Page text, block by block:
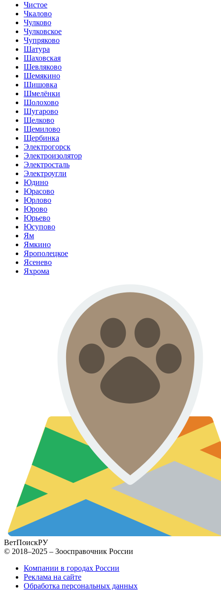
Чистое
Чкалово
Чулково
Чулковское
Чупряково
Шатура
Шаховская
Шевляково
Шемякино
Шишовка
Шмелёнки
Шолохово
Шугарово
Щелково
Щемилово
Щербинка
Электрогорск
Электроизолятор
Электросталь
Электроугли
Юдино
Юрасово
Юрлово
Юрово
Юрьево
Юсупово
Ям
Ямкино
Ярополецкое
Ясенево
Яхрома
ВетПоискРУ
© 2018–2025 – Зоосправочник России
Компании в городах России
Реклама на сайте
Обработка персональных данных